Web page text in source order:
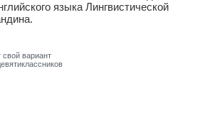
языка Лингвистической